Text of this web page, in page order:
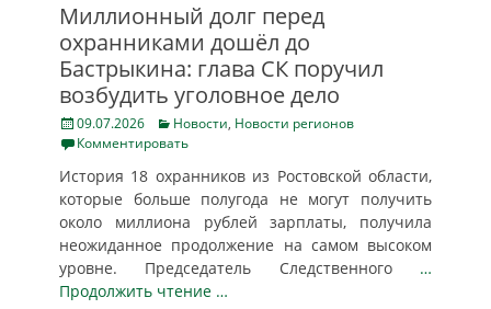
Миллионный долг перед
охранниками дошёл до
Бастрыкина: глава СК поручил
возбудить уголовное дело
Posted
on
09.07.2026 Categories
Новости, Новости регионов
Комментировать
История 18 охранников из Ростовской области,
которые больше полугода не могут получить
около миллиона рублей зарплаты, получила
неожиданное продолжение на самом высоком
уровне. Председатель Следственного …
Продолжить чтение …